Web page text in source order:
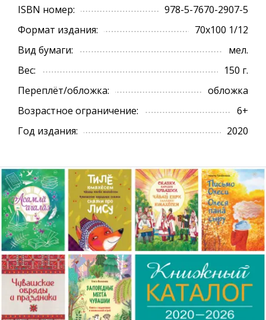
ISBN номер:
978-5-7670-2907-5
Формат издания:
70х100 1/12
Вид бумаги:
мел.
Вес:
150 г.
Переплёт/обложка:
обложка
Возрастное ограничение:
6+
Год издания:
2020